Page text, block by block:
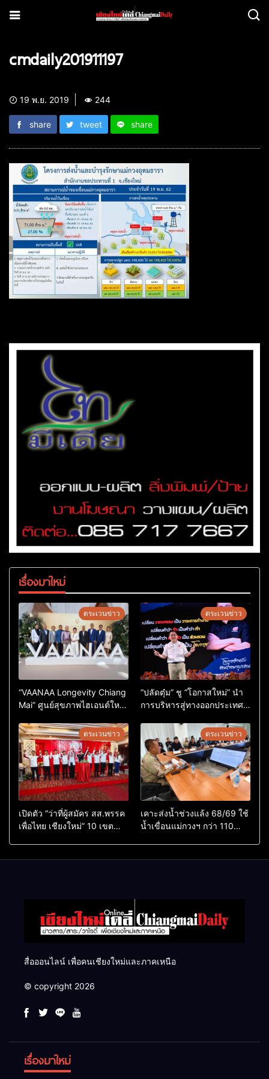
cmdaily201911197
19 พ.ย. 2019 244
share tweet share
เรื่องมาใหม่
ตระเวนข่าว
“VAANAA Longevity Chiang
Mai” ศูนย์สุขภาพไฮเอนต์ใหญ่
ตระเวนข่าว
“ปลัดตุ๋ม” ชู “โอกาสใหม่” นำ
การบริหารสู่ทางออกประเทศ
ตระเวนข่าว
เปิดตัว “ว่าที่ผู้สมัคร สส.พรรค
เพื่อไทย เชียงใหม่” 10 เขต
ตระเวนข่าว
เคาะส่งน้ำช่วงแล้ง 68/69 ใช้
น้ำเขื่อนแม่กวงฯ กว่า 110
สื่อออนไลน์ เพื่อคนเชียงใหม่และภาคเหนือ
© copyright 2026
เรื่องมาใหม่